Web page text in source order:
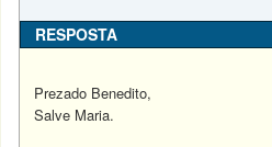
RESPOSTA
Prezado Benedito,
Salve Maria.